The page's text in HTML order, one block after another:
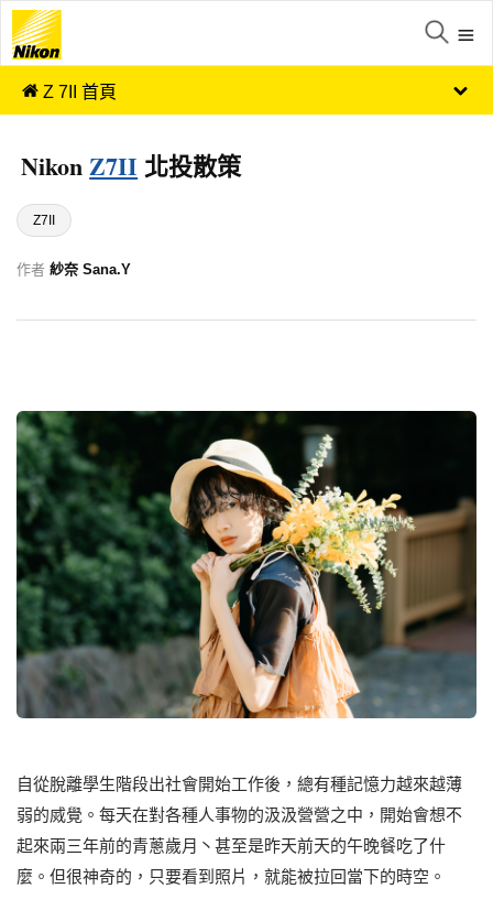
Z 7II 首頁
NikonZ7II 北投散策
Z7II
作者 紗奈 Sana.Y
⾃從脫離學⽣階段出社會開始⼯作後，總有種記憶⼒越來越薄
弱的烕覺。每天在對各種⼈事物的汲汲營營之中，開始會想不
起來兩三年前的青蔥歲⽉丶甚⾄是昨天前天的午晚餐吃了什
麼。但很神奇的，只要看到照片，就能被拉回當下的時空。